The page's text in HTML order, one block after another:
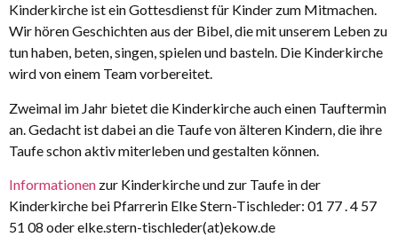
Kinderkirche ist ein Gottesdienst für Kinder zum Mitmachen.
Wir hören Geschichten aus der Bibel, die mit unserem Leben zu
tun haben, beten, singen, spielen und basteln. Die Kinderkirche
wird von einem Team vorbereitet.
Zweimal im Jahr bietet die Kinderkirche auch einen Tauftermin
an. Gedacht ist dabei an die Taufe von älteren Kindern, die ihre
Taufe schon aktiv miterleben und gestalten können.
Informationen zur Kinderkirche und zur Taufe in der
Kinderkirche bei Pfarrerin Elke Stern-Tischleder: 01 77 . 4 57
51 08 oder elke.stern-tischleder(at)ekow.de